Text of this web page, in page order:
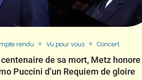
rendu Vu pour vous Concert
de sa mort, Metz honore
Puccini d’un Requiem de gloire